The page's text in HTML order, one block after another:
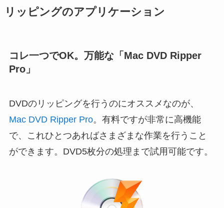
リッピングのアプリケーション
コレ一つでOK。万能な「Mac DVD Ripper
Pro」
DVDのリッピングを行うのにオススメなのが、
Mac DVD Ripper Pro。有料ですが非常に高機能
で、これひとつあればさまざまな作業を行うこと
ができます。DVD5枚分の処理まで試用可能です。